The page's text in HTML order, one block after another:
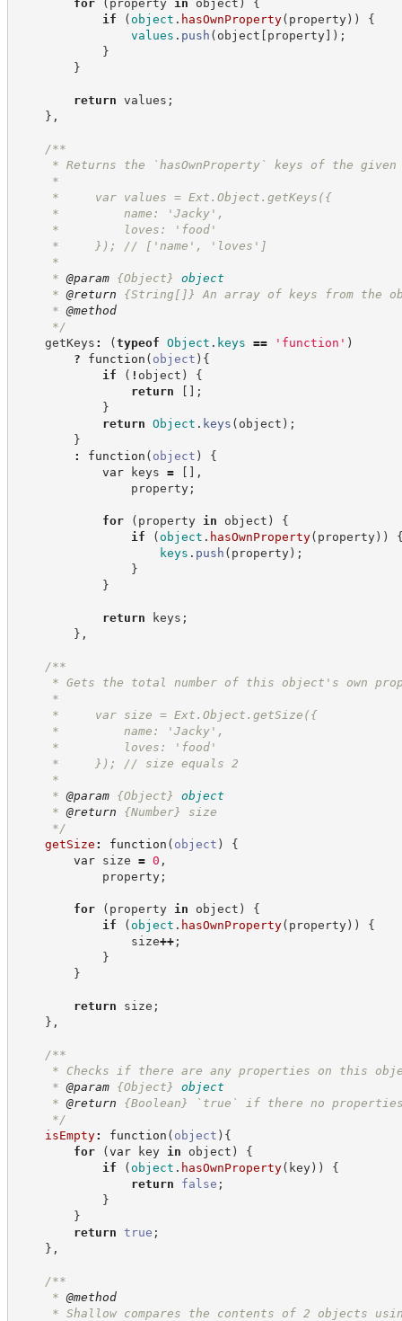
for ( property in object )
{
if
( object . hasOwnProperty( property) )
{
values . push ( object [ property] ) ;
}
}
return values ;
} ,
/**
* Returns the `hasOwnProperty` keys of the given
*
*     var values = Ext.Object.getKeys({
*         name: 'Jacky',
*         loves: 'food'
*     }); // ['name', 'loves']
*
* @param {Object}
object
* @return {String[]}
An array of keys from the
* @method
*/
getKeys : (typeof Object . keys == ' function ' )
?
function ( object ) {
if
( ! object )
{
return
[ ] ;
}
return
Object . keys ( object ) ;
}
:
function ( object )
{
var keys = [ ] ,
property ;
for ( property in object )
{
if
( object . hasOwnProperty( property) )
keys . push ( property) ;
}
}
return keys ;
} ,
/**
* Gets the total number of this object's own
*
*     var size = Ext.Object.getSize({
*         name: 'Jacky',
*         loves: 'food'
*     }); // size equals 2
*
* @param {Object}
object
* @return {Number}
size
*/
getSize : function ( object )
{
var size = 0 ,
property ;
for ( property in object )
{
if
( object . hasOwnProperty( property) )
{
size++ ;
}
}
return size ;
} ,
/**
* Checks if there are any properties on this
* @param {Object}
object
* @return {Boolean}
`true` if there no
*/
isEmpty: function ( object ) {
for
(var key in object )
{
if
( object . hasOwnProperty( key) )
{
return
false ;
}
}
return
true ;
} ,
/**
* @method
* Shallow compares the contents of 2 objects